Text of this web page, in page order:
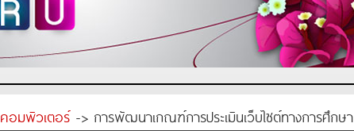
คอมพิวเตอร์-> การพัฒนาเกณฑ์การประเมินเว็บไซต์ทางการศึกษา